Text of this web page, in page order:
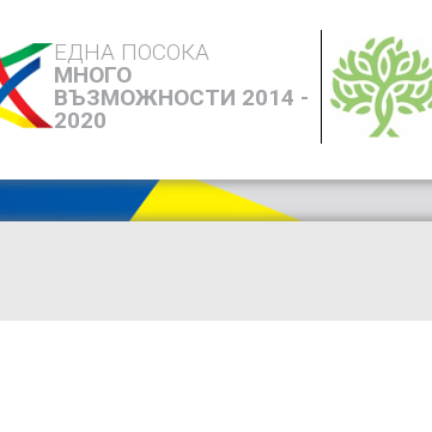
ЕДНА ПОСОКА
МНОГО
ВЪЗМОЖНОСТИ 2014 -
2020